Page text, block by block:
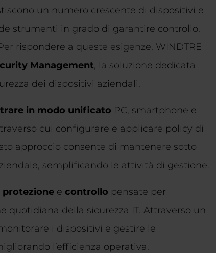
un numero crescente di dispositivi e
strumenti in grado di garantire controllo,
rispondere a queste esigenze, WINDTRE
Management, la soluzione dedicata
dei dispositivi aziendali.
in modo unificato PC, smartphone e
cui configurare e applicare policy di
approccio consente di mantenere sotto
semplificando le attività di gestione.
protezione e controllo pensate per
quotidiana della sicurezza IT. Attraverso un
i dispositivi e gestire le
l’efficienza operativa.